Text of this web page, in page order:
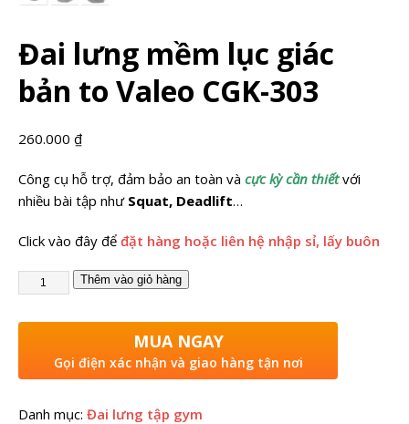
Đai lưng mềm lục giác
bản to Valeo CGK-303
260.000 ₫
Công cụ hỗ trợ, đảm bảo an toàn và cực kỳ cần thiếtvới
nhiều bài tập như Squat, Deadlift…
Click vào đây để đặt hàng hoặc liên hệ nhập sỉ, lấy buôn
Thêm vào giỏ hàng
MUA NGAY
Gọi điện xác nhận và giao hàng tận nơi
Danh mục: Đai lưng tập gym